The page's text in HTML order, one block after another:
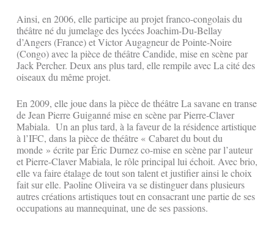
Ainsi, en 2006, elle participe au projet franco-congolais du
théâtre né du jumelage des lycées Joachim-Du-Bellay
d’Angers (France) et Victor Augagneur de Pointe-Noire
(Congo) avec la pièce de théâtre Candide, mise en scène par
Jack Percher. Deux ans plus tard, elle rempile avec La cité des
oiseaux du même projet.
En 2009, elle joue dans la pièce de théâtre La savane en transe
de Jean Pierre Guiganné mise en scène par Pierre-Claver
Mabiala. Un an plus tard, à la faveur de la résidence artistique
à l’IFC, dans la pièce de théâtre « Cabaret du bout du
monde » écrite par Éric Durnez co-mise en scène par l’auteur
et Pierre-Claver Mabiala, le rôle principal lui échoit. Avec brio,
elle va faire étalage de tout son talent et justifier ainsi le choix
fait sur elle. Paoline Oliveira va se distinguer dans plusieurs
autres créations artistiques tout en consacrant une partie de ses
occupations au mannequinat, une de ses passions.